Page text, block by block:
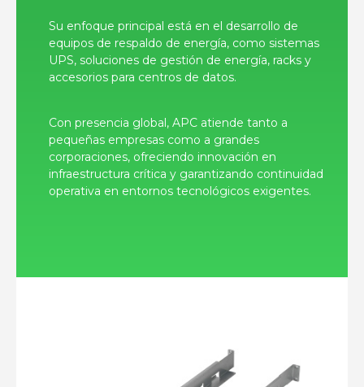
Su enfoque principal está en el desarrollo de
equipos de respaldo de energía, como sistemas
UPS, soluciones de gestión de energía, racks y
accesorios para centros de datos.
Con presencia global, APC atiende tanto a
pequeñas empresas como a grandes
corporaciones, ofreciendo innovación en
infraestructura crítica y garantizando continuidad
operativa en entornos tecnológicos exigentes.